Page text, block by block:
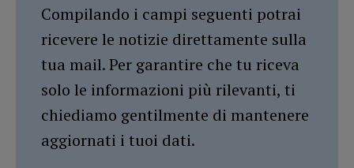
Compilando i campi seguenti potrai
ricevere le notizie direttamente sulla
tua mail. Per garantire che tu riceva
solo le informazioni più rilevanti, ti
chiediamo gentilmente di mantenere
aggiornati i tuoi dati.